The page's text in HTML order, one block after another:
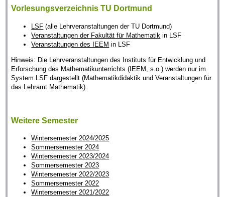
Vorlesungsverzeichnis TU Dortmund
LSF (alle Lehrveranstaltungen der TU Dortmund)
Veranstaltungen der Fakultät für Mathematik in LSF
Veranstaltungen des IEEM in LSF
Hinweis: Die Lehrveranstaltungen des Instituts für Entwicklung und
Erforschung des Mathematikunterrichts (IEEM, s.o.) werden nur im
System LSF dargestellt (Mathematikdidaktik und Veranstaltungen für
das Lehramt Mathematik).
Weitere Semester
Wintersemester 2024/2025
Sommersemester 2024
Wintersemester 2023/2024
Sommersemester 2023
Wintersemester 2022/2023
Sommersemester 2022
Wintersemester 2021/2022